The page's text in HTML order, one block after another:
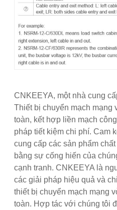
CNKEEYA, một nhà cung
Thiết bị chuyển mạch mạng
toàn, kết hợp liền mạch
pháp tiết kiệm chi phí. Cam
cung cấp các sản phẩm
bằng sự cống hiến của
cạnh tranh. CNKEEYA là
các giải pháp hiệu quả và
thiết bị chuyển mạch mạng
toàn. Hợp tác với chúng tôi